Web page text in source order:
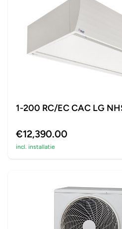
1-200 RC/EC CAC LG
€12,390.00
incl. installatie